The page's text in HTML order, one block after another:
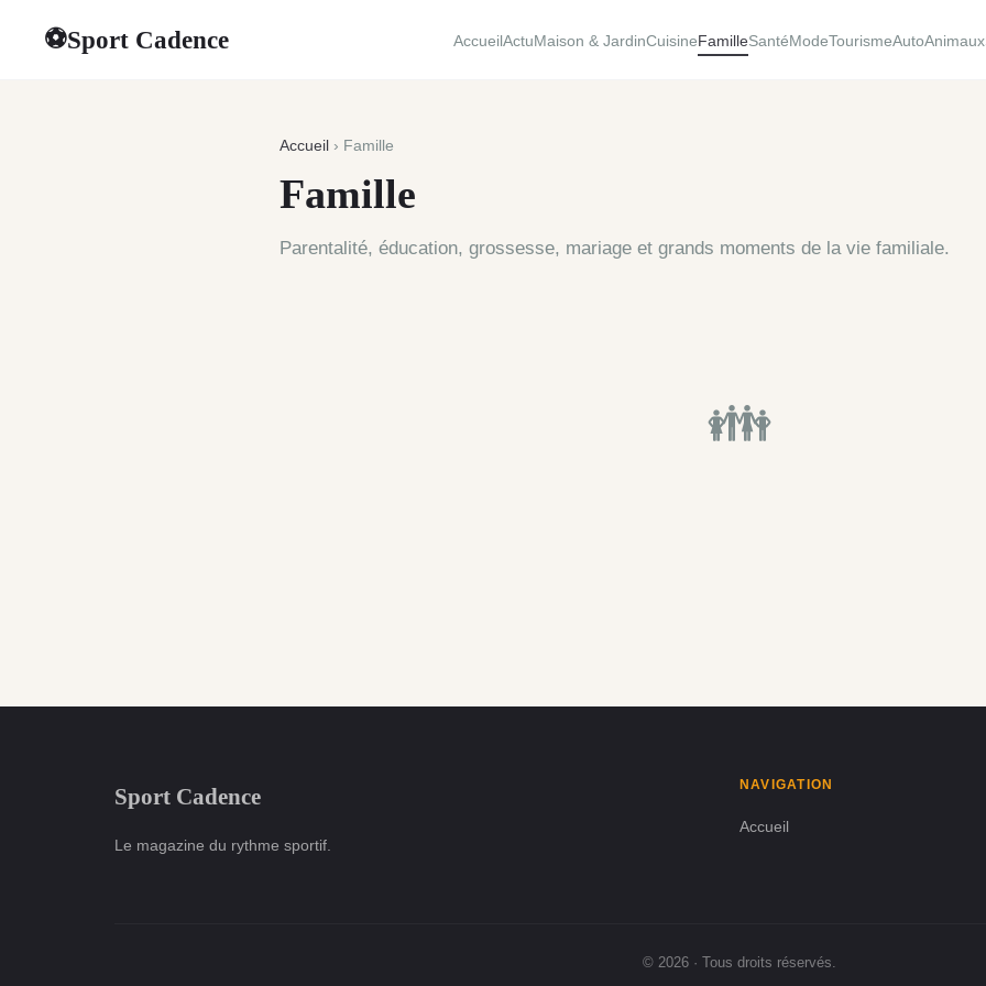
⚽Sport Cadence AccueilActuMaison & JardinCuisineFamilleSantéModeTourismeAutoAnimaux
Accueil › Famille
Famille
Parentalité, éducation, grossesse, mariage et grands moments de la vie familiale.
👪
Sport Cadence
Le magazine du rythme sportif.
NAVIGATION
Accueil
© 2026 · Tous droits réservés.